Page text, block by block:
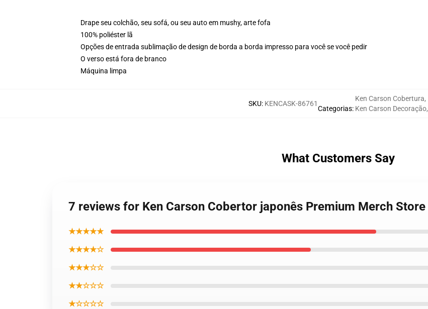
Drape seu colchão, seu sofá, ou seu auto em mushy, arte fofa
100% poliéster lã
Opções de entrada sublimação de design de borda a borda impresso para você se você pedir
O verso está fora de branco
Máquina limpa
SKU: KENCASK-86761
Categorias:
Ken Carson Cobertura,
Ken Carson Decoração,
What Customers Say
7 reviews for Ken Carson Cobertor japonês Premium Merch Store
★★★★★
★★★★☆
★★★☆☆
★★☆☆☆
★☆☆☆☆